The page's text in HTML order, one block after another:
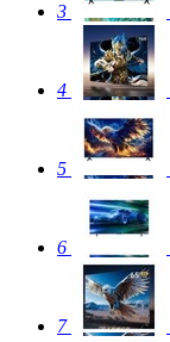
3
4
5
6
7